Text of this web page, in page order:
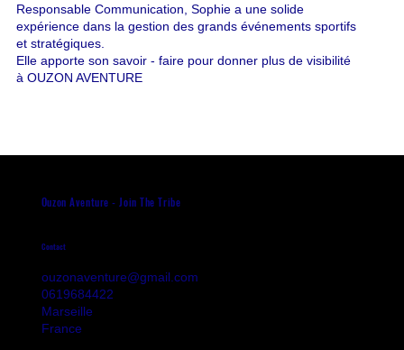
Responsable Communication, Sophie a une solide
expérience dans la gestion des grands événements sportifs
et stratégiques.
Elle apporte son savoir - faire pour donner plus de visibilité
à OUZON AVENTURE
Ouzon Aventure - Join The Tribe
Contact
ouzonaventure@gmail.com
0619684422
Marseille
France